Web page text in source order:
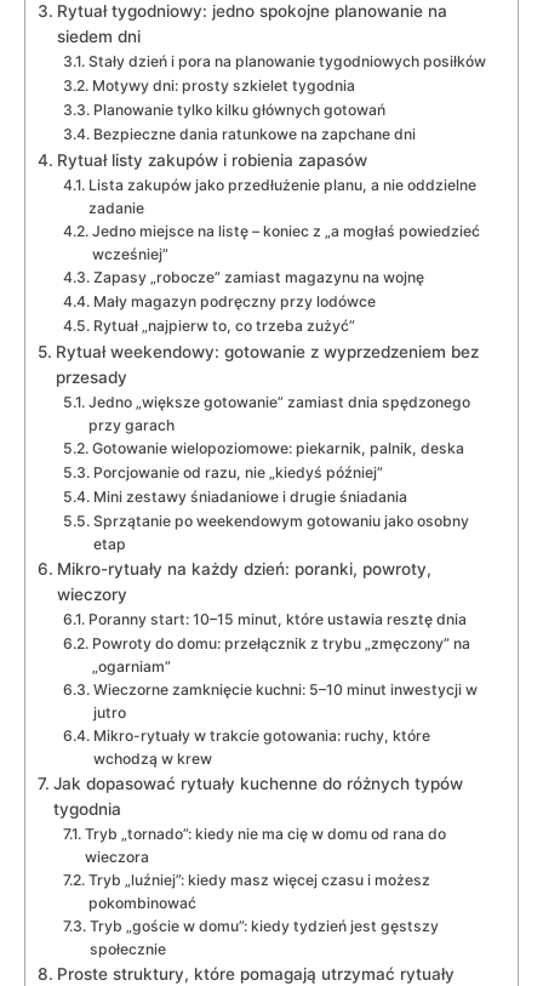
Rytuał tygodniowy: jedno spokojne planowanie na
siedem dni
Stały dzień i pora na planowanie tygodniowych posiłków
Motywy dni: prosty szkielet tygodnia
Planowanie tylko kilku głównych gotowań
Bezpieczne dania ratunkowe na zapchane dni
Rytuał listy zakupów i robienia zapasów
Lista zakupów jako przedłużenie planu, a nie oddzielne
zadanie
Jedno miejsce na listę – koniec z „a mogłaś powiedzieć
wcześniej”
Zapasy „robocze” zamiast magazynu na wojnę
Mały magazyn podręczny przy lodówce
Rytuał „najpierw to, co trzeba zużyć”
Rytuał weekendowy: gotowanie z wyprzedzeniem bez
przesady
Jedno „większe gotowanie” zamiast dnia spędzonego
przy garach
Gotowanie wielopoziomowe: piekarnik, palnik, deska
Porcjowanie od razu, nie „kiedyś później”
Mini zestawy śniadaniowe i drugie śniadania
Sprzątanie po weekendowym gotowaniu jako osobny
etap
Mikro-rytuały na każdy dzień: poranki, powroty,
wieczory
Poranny start: 10–15 minut, które ustawia resztę dnia
Powroty do domu: przełącznik z trybu „zmęczony” na
„ogarniam”
Wieczorne zamknięcie kuchni: 5–10 minut inwestycji w
jutro
Mikro-rytuały w trakcie gotowania: ruchy, które
wchodzą w krew
Jak dopasować rytuały kuchenne do różnych typów
tygodnia
Tryb „tornado”: kiedy nie ma cię w domu od rana do
wieczora
Tryb „luźniej”: kiedy masz więcej czasu i możesz
pokombinować
Tryb „goście w domu”: kiedy tydzień jest gęstszy
społecznie
Proste struktury, które pomagają utrzymać rytuały